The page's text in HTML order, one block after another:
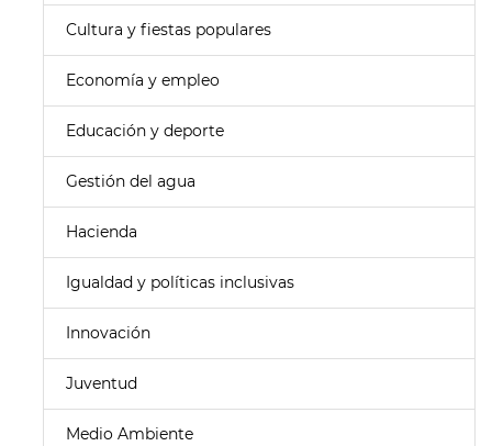
Cultura y fiestas populares
Economía y empleo
Educación y deporte
Gestión del agua
Hacienda
Igualdad y políticas inclusivas
Innovación
Juventud
Medio Ambiente